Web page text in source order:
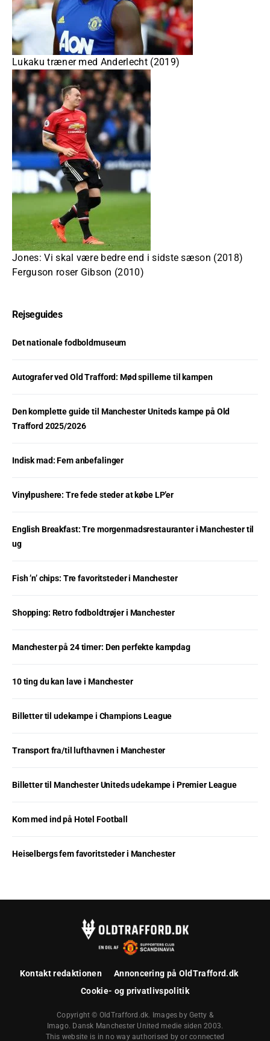
Lukaku træner med Anderlecht (2019)
Jones: Vi skal være bedre end i sidste sæson (2018)
Ferguson roser Gibson (2010)
Rejseguides
Det nationale fodboldmuseum
Autografer ved Old Trafford: Mød spillerne til kampen
Den komplette guide til Manchester Uniteds kampe på Old
Trafford 2025/2026
Indisk mad: Fem anbefalinger
Vinylpushere: Tre fede steder at købe LP’er
English Breakfast: Tre morgenmadsrestauranter i Manchester til
ug
Fish ’n’ chips: Tre favoritsteder i Manchester
Shopping: Retro fodboldtrøjer i Manchester
Manchester på 24 timer: Den perfekte kampdag
10 ting du kan lave i Manchester
Billetter til udekampe i Champions League
Transport fra/til lufthavnen i Manchester
Billetter til Manchester Uniteds udekampe i Premier League
Kom med ind på Hotel Football
Heiselbergs fem favoritsteder i Manchester
Kontakt redaktionen
Annoncering på OldTrafford.dk
Cookie- og privatlivspolitik
Copyright © OldTrafford.dk. Images by Getty &
Imago. Dansk Manchester United medie siden 2003.
This website is in no way authorised by or connected